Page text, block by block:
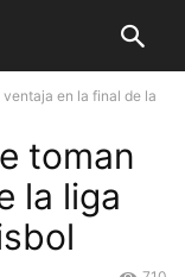
en la final de la
toman
la liga